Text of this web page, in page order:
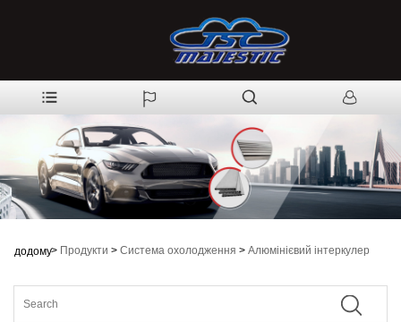
додому> Продукти > Система охолодження > Алюмінієвий інтеркулер